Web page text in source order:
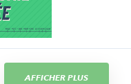
AFFICHER PLUS